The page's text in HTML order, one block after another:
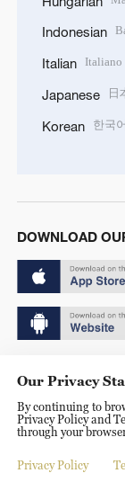
Indonesian
Italian Italiano
Japanese 日
Korean 한국어
DOWNLOAD
京ICP备20000184号
京公网安备
Disinformation
Our Privacy
By continuing to
Privacy Policy and
through your
Privacy Policy